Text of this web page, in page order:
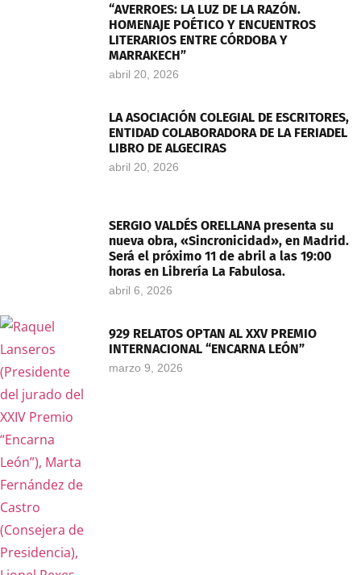
“AVERROES: LA LUZ DE LA RAZÓN.
HOMENAJE POÉTICO Y ENCUENTROS
LITERARIOS ENTRE CÓRDOBA Y
MARRAKECH”
abril 20, 2026
LA ASOCIACIÓN COLEGIAL DE ESCRITORES,
ENTIDAD COLABORADORA DE LA FERIADEL
LIBRO DE ALGECIRAS
abril 20, 2026
SERGIO VALDÉS ORELLANA presenta su
nueva obra, «Sincronicidad», en Madrid.
Será el próximo 11 de abril a las 19:00
horas en Librería La Fabulosa.
abril 6, 2026
929 RELATOS OPTAN AL XXV PREMIO
INTERNACIONAL “ENCARNA LEÓN”
marzo 9, 2026